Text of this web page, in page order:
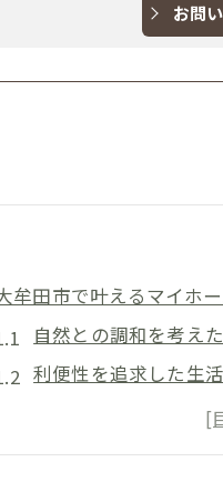
お問
牟田市で叶えるマイホ
自然との調和を考え
利便性を追求した生
大牟田市の自然を活
自然環境がもたらす